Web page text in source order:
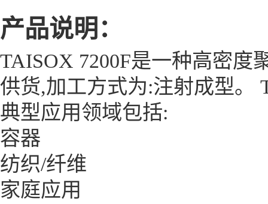
产品说明：
TAISOX 7200F是一种高密度
供货,加工方式为:注射成型。
典型应用领域包括:
容器
纺织/纤维
家庭应用